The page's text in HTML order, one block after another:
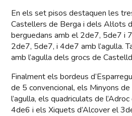
En els set pisos destaquen les
Castellers de Berga i dels Al·lots
berguedans amb el 2de7, 5de7 i
2de7, 5de7, i 4de7 amb l’agulla.
amb l’agulla dels grocs de
Finalment els bordeus
de 5 convencional, els Minyons
l’agulla, els quadriculats de
4de6 i els Xiquets d’Alcover el